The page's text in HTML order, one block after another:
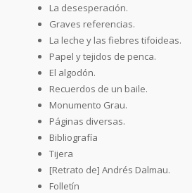
La desesperación.
Graves referencias.
La leche y las fiebres tifoideas.
Papel y tejidos de penca.
El algodón.
Recuerdos de un baile.
Monumento Grau.
Páginas diversas.
Bibliografía
Tijera
[Retrato de] Andrés Dalmau.
Folletín